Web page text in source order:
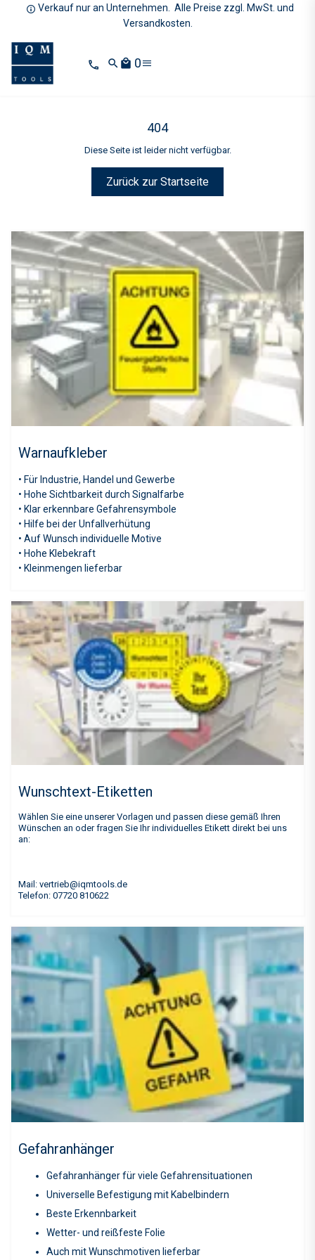
Verkauf nur an Unternehmen. Alle Preise zzgl. MwSt. und
Versandkosten.
search local_mall 0
404
Diese Seite ist leider nicht verfügbar.
Zurück zur Startseite
Warnaufkleber
• Für Industrie, Handel und Gewerbe
• Hohe Sichtbarkeit durch Signalfarbe
• Klar erkennbare Gefahrensymbole
• Hilfe bei der Unfallverhütung
• Auf Wunsch individuelle Motive
• Hohe Klebekraft
• Kleinmengen lieferbar
Wunschtext-Etiketten
Wählen Sie eine unserer Vorlagen und passen diese gemäß Ihren
Wünschen an oder fragen Sie Ihr individuelles Etikett direkt bei uns
an:
Mail: vertrieb@iqmtools.de
Telefon: 07720 810622
Gefahranhänger
Gefahranhänger für viele Gefahrensituationen
Universelle Befestigung mit Kabelbindern
Beste Erkennbarkeit
Wetter- und reißfeste Folie
Auch mit Wunschmotiven lieferbar